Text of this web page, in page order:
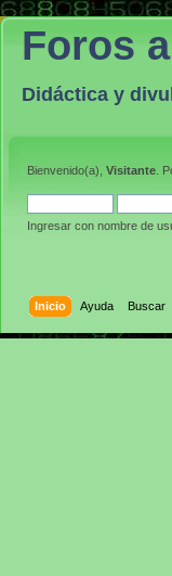
Foros
Didáctica y
Bienvenido(a), Visitante .
Ingresar con nombre de
Inicio Ayuda Buscar